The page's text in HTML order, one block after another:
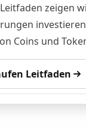
zeigen
Coins und
Leitfaden